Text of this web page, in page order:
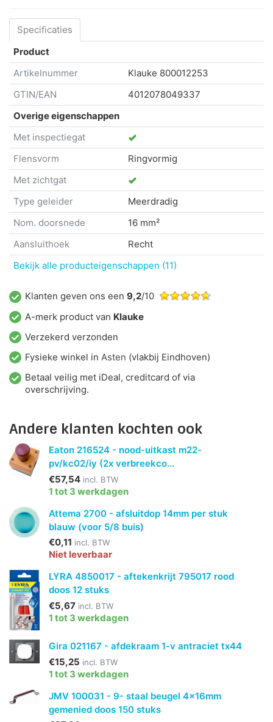
Specificaties
Product
Artikelnummer
Klauke 800012253
GTIN/EAN
4012078049337
Overige eigenschappen
Met inspectiegat
Flensvorm
Ringvormig
Met zichtgat
Type geleider
Meerdradig
Nom. doorsnede
16 mm²
Aansluithoek
Recht
Bekijk alle producteigenschappen (11)
Klanten geven ons een 9,2/10
A-merk product van Klauke
Verzekerd verzonden
Fysieke winkel in Asten (vlakbij Eindhoven)
Betaal veilig met iDeal, creditcard of via
overschrijving.
Andere klanten kochten ook
Eaton 216524 - nood-uitkast m22-
pv/kc02/iy (2x verbreekco...
€57,54 incl. BTW
1 tot 3 werkdagen
Attema 2700 - afsluitdop 14mm per stuk
blauw (voor 5/8 buis)
€0,11 incl. BTW
Niet leverbaar
LYRA 4850017 - aftekenkrijt 795017 rood
doos 12 stuks
€5,67 incl. BTW
1 tot 3 werkdagen
Gira 021167 - afdekraam 1-v antraciet tx44
€15,25 incl. BTW
1 tot 3 werkdagen
JMV 100031 - 9- staal beugel 4x16mm
gemenied doos 150 stuks